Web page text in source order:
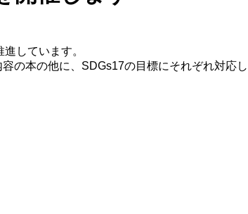
しています。
の本の他に、SDGs17の目標にそれぞれ対応し